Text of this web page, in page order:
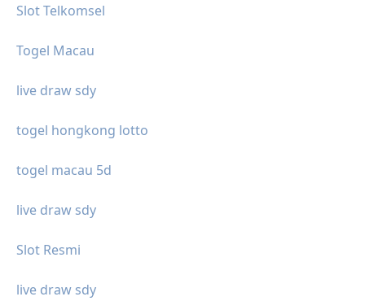
Slot Telkomsel
Togel Macau
live draw sdy
togel hongkong lotto
togel macau 5d
live draw sdy
Slot Resmi
live draw sdy